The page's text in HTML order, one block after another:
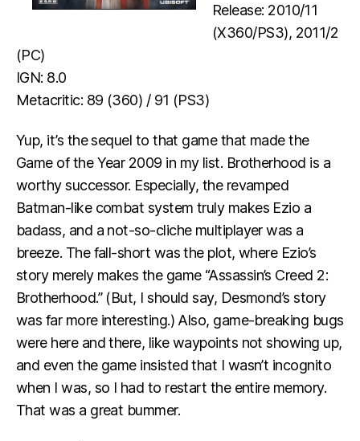
Release: 2010/11
(X360/PS3), 2011/2
(PC)
IGN: 8.0
Metacritic: 89 (360) / 91 (PS3)
Yup, it’s the sequel to that game that made the
Game of the Year 2009 in my list. Brotherhood is a
worthy successor. Especially, the revamped
Batman-like combat system truly makes Ezio a
badass, and a not-so-cliche multiplayer was a
breeze. The fall-short was the plot, where Ezio’s
story merely makes the game “Assassin’s Creed 2:
Brotherhood.” (But, I should say, Desmond’s story
was far more interesting.) Also, game-breaking bugs
were here and there, like waypoints not showing up,
and even the game insisted that I wasn’t incognito
when I was, so I had to restart the entire memory.
That was a great bummer.